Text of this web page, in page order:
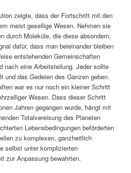
zeigte, dass der Fortschritt mit den
meist gesellige Wesen. Nehmen sie
durch Moleküle, die diese absondern,
dafür, dass man beieinander bleiben
entstehenden Gemeinschaften
nach eine Arbeitsteilung. Jeder sollte
und das Gedeien des Ganzen geben.
war es nur noch ein kleiner Schritt
Wesen. Dass dieser Schritt
Jahren gegangen wurde, hängt mit
Totalvereisung des Planeten
Lebensbedingungen beförderten
zu komplexen, ganzheitlich
selbst unter komplizierten
zur Anpassung bewahrten.